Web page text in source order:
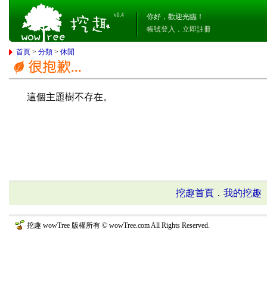
v0.4
你好，歡迎光臨！
帳號登入 ． 立即註冊
首頁 >分類 >休閒
這個主題樹不存在。
挖趣首頁 ．我的挖趣
挖趣 wowTree 版權所有 © wowTree.com All Rights Reserved.